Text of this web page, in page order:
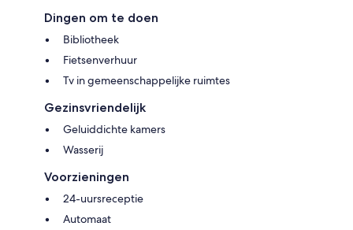
Dingen om te doen
Bibliotheek
Fietsenverhuur
Tv in gemeenschappelijke ruimtes
Gezinsvriendelijk
Geluiddichte kamers
Wasserij
Voorzieningen
24-uursreceptie
Automaat